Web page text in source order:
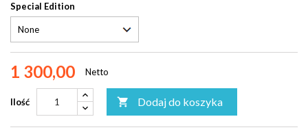
Special Edition
1 300,00 Netto
Ilość  Dodaj do koszyka